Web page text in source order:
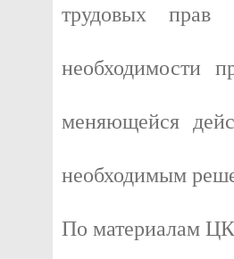
трудовых
необходимости
меняющейся
необходимым
По материалам